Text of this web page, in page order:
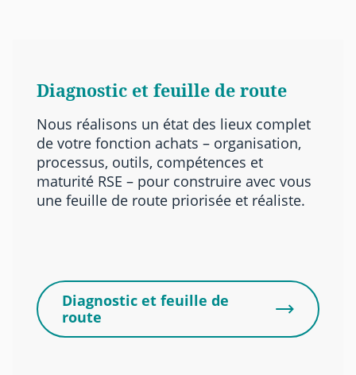
Diagnostic et feuille de route
Nous réalisons un état des lieux complet
de votre fonction achats – organisation,
processus, outils, compétences et
maturité RSE – pour construire avec vous
une feuille de route priorisée et réaliste.
Diagnostic et feuille de
route